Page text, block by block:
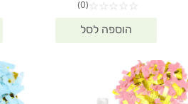
₪392.10.
☆
☆
☆
☆
☆
(0)